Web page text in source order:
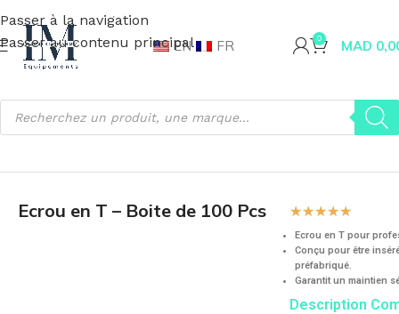
Passer à la navigation
Passer au contenu principal
EN FR 0 MAD
Accueil Visserie et Fixation Ecrou
Ecrou en T – Boite de 100 Pcs ☆☆☆☆☆
Ecrou en T pour
Conçu pour être
préfabriqué.
Garantit un maintien
Description